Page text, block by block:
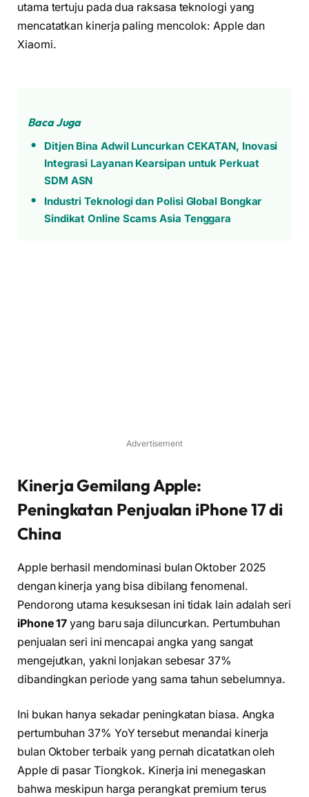
utama tertuju pada dua raksasa teknologi yang
mencatatkan kinerja paling mencolok: Apple dan
Xiaomi.
Baca Juga
Ditjen Bina Adwil Luncurkan CEKATAN, Inovasi
Integrasi Layanan Kearsipan untuk Perkuat
SDM ASN
Industri Teknologi dan Polisi Global Bongkar
Sindikat Online Scams Asia Tenggara
Advertisement
Kinerja Gemilang Apple:
Peningkatan Penjualan iPhone 17 di
China
Apple berhasil mendominasi bulan Oktober 2025
dengan kinerja yang bisa dibilang fenomenal.
Pendorong utama kesuksesan ini tidak lain adalah seri
iPhone 17 yang baru saja diluncurkan. Pertumbuhan
penjualan seri ini mencapai angka yang sangat
mengejutkan, yakni lonjakan sebesar 37%
dibandingkan periode yang sama tahun sebelumnya.
Ini bukan hanya sekadar peningkatan biasa. Angka
pertumbuhan 37% YoY tersebut menandai kinerja
bulan Oktober terbaik yang pernah dicatatkan oleh
Apple di pasar Tiongkok. Kinerja ini menegaskan
bahwa meskipun harga perangkat premium terus